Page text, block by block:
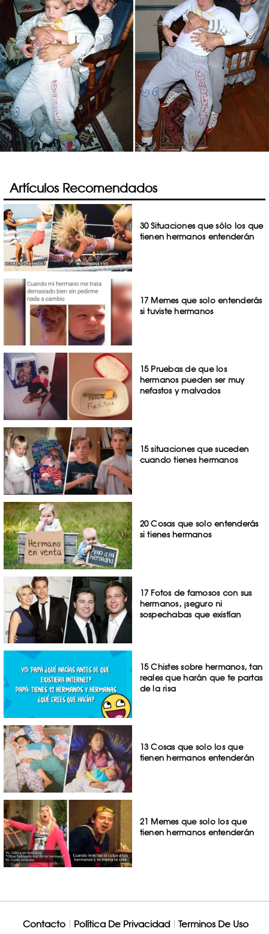
Artículos Recomendados
30 Situaciones que sólo los que
tienen hermanos entenderán
17 Memes que solo entenderás
si tuviste hermanos
15 Pruebas de que los
hermanos pueden ser muy
nefastos y malvados
15 situaciones que suceden
cuando tienes hermanos
20 Cosas que solo entenderás
si tienes hermanos
17 Fotos de famosos con sus
hermanos, ¡seguro ni
sospechabas que existían
15 Chistes sobre hermanos, tan
reales que harán que te partas
de la risa
13 Cosas que solo los que
tienen hermanos entenderán
21 Memes que solo los que
tienen hermanos entenderán
Contacto Política De Privacidad Terminos De Uso